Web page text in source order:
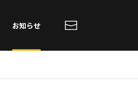
お知らせ